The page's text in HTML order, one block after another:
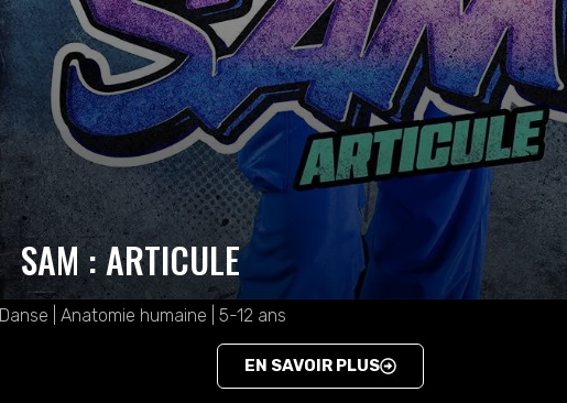
SAM : ARTICULE
Danse | Anatomie humaine | 5-12 ans
EN SAVOIR PLUS